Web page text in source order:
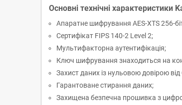
Основні технічні характеристики
Апаратне шифрування AES-XTS 256-
Сертифікат FIPS 140-2 Level 2;
Мультифакторна аутентифікація;
Ключ шифрування знаходиться на
Захист даних із нульовою довірою від
Гарантоване стирання даних;
Захищена безпечна прошивка з